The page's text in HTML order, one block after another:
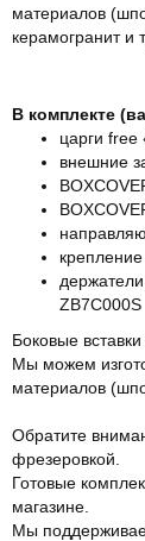
материалов
керамогранит и
В комплекте
царги free
внешние
ZB7C000S
Боковые
Мы можем
материалов
Обратите
фрезеровкой.
Готовые
магазине.
Мы